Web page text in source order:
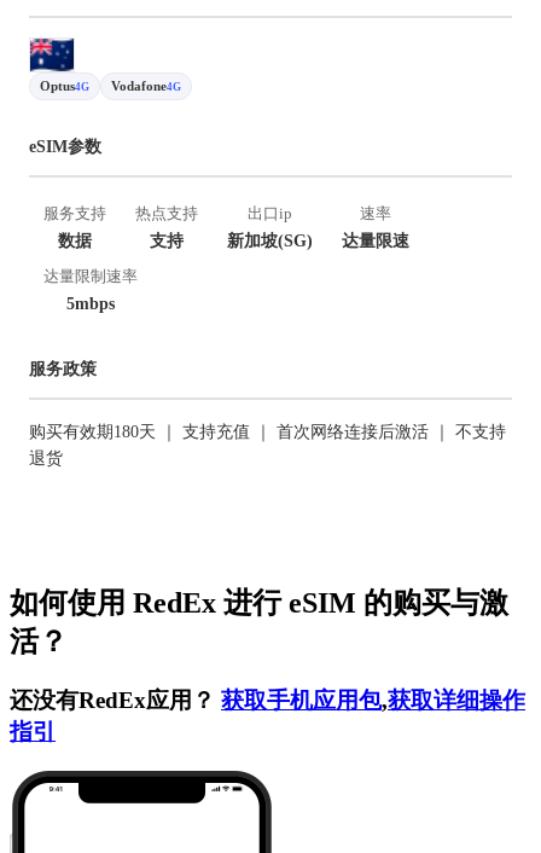
Optus4G Vodafone4G
eSIM参数
服务支持
数据
热点支持
支持
出口ip
新加坡(SG)
速率
达量限速
达量限制速率
5mbps
服务政策
购买有效期180天 ｜ 支持充值 ｜ 首次网络连接后激活 ｜ 不支持
退货
如何使用 RedEx 进行 eSIM 的购买与激
活？
还没有RedEx应用？ 获取手机应用包,获取详细操作
指引